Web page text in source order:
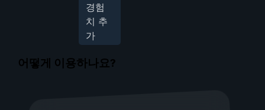
경험
치 추
가
어떻게 이용하나요?